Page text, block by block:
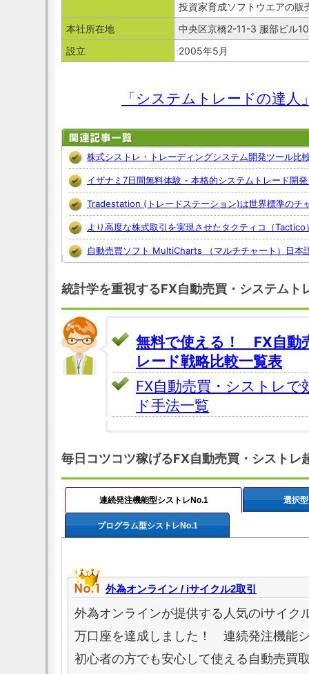
投資家育成ソフトウエアの販
本社所在地
中央区京橋2-11-3 服部ビル
設立
2005年5月
「システムトレードの達
株式シストレ・トレーディングシステム開発ツール比
イザナミ7日間無料体験 - 本格的システムトレード開
Tradestation (トレードステーション)は世界標準のチ
より高度な株式取引を実現させたタクティコ（Tactico
自動売買ソフト MultiCharts （マルチチャート）日本
統計学を重視するFX自動売買・システムト
無料で使える！ FX自動
レード戦略比較一覧表
FX自動売買・シストレで
ド手法一覧
毎日コツコツ稼げるFX自動売買・シストレ
連続発注機能型シストレNo.1 選択
プログラム型シストレNo.1
外為オンライン / iサイクル2取引
外為オンラインが提供する人気のiサイク
万口座を達成しました！ 連続発注機能
初心者の方でも安心して使える自動売買